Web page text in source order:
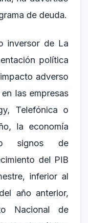
de deuda.
inversor de La
política
adverso
las empresas
Telefónica o
la economía
signos de
del PIB
inferior al
año anterior,
Nacional de